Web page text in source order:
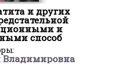
и других
и
способ
Владимировна